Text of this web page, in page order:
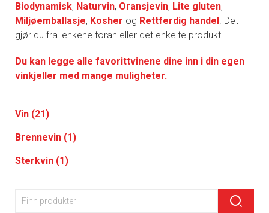
Biodynamisk, Naturvin, Oransjevin, Lite gluten,
Miljøemballasje, Kosher og Rettferdig handel. Det
gjør du fra lenkene foran eller det enkelte produkt.
Du kan legge alle favorittvinene dine inn i din egen
vinkjeller med mange muligheter.
Vin (21)
Brennevin (1)
Sterkvin (1)